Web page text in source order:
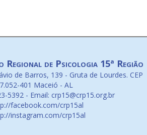
Regional de Psicologia 15ª Região
de Barros, 139 - Gruta de Lourdes. CEP
401 Maceió - AL
5392 - Email: crp15@crp15.org.br
facebook.com/crp15al
instagram.com/crp15al